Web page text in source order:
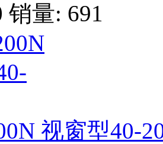
销量: 691
视窗型40-